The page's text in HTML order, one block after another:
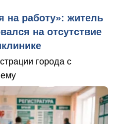
на работу»: житель
на отсутствие
города с